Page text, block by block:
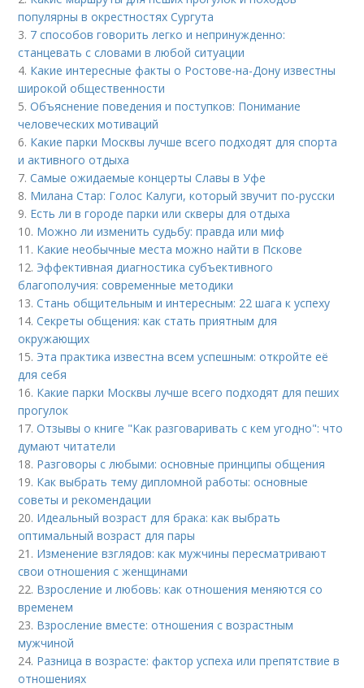
популярны в окрестностях Сургута
3. 7 способов говорить легко и непринужденно:
станцевать с словами в любой ситуации
4. Какие интересные факты о Ростове-на-Дону известны
широкой общественности
5.Объяснение поведения и поступков: Понимание
человеческих мотиваций
6. Какие парки Москвы лучше всего подходят для спорта
и активного отдыха
7.Самые ожидаемые концерты Славы в Уфе
8. Милана Стар: Голос Калуги, который звучит по-русски
9. Есть ли в городе парки или скверы для отдыха
10. Можно ли изменить судьбу: правда или миф
11. Какие необычные места можно найти в Пскове
12. Эффективная диагностика субъективного
благополучия: современные методики
13.Стань общительным и интересным: 22 шага к успеху
14.Секреты общения: как стать приятным для
окружающих
15. Эта практика известна всем успешным: откройте её
для себя
16. Какие парки Москвы лучше всего подходят для пеших
прогулок
17.Отзывы о книге "Как разговаривать с кем угодно": что
думают читатели
18. Разговоры с любыми: основные принципы общения
19. Как выбрать тему дипломной работы: основные
советы и рекомендации
20. Идеальный возраст для брака: как выбрать
оптимальный возраст для пары
21. Изменение взглядов: как мужчины пересматривают
свои отношения с женщинами
22. Взросление и любовь: как отношения меняются со
временем
23. Взросление вместе: отношения с возрастным
мужчиной
24. Разница в возрасте: фактор успеха или препятствие в
отношениях